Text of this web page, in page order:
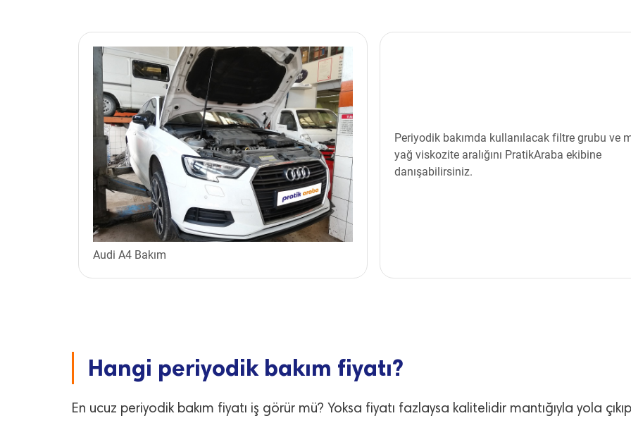
Audi A4 Bakım
Periyodik bakımda kullanılacak filtre grubu ve
yağ viskozite aralığını PratikAraba ekibine
danışabilirsiniz.
Hangi periyodik bakım fiyatı?
En ucuz periyodik bakım fiyatı iş görür mü? Yoksa fiyatı fazlaysa kalitelidir mantığıyla yola çıkıp